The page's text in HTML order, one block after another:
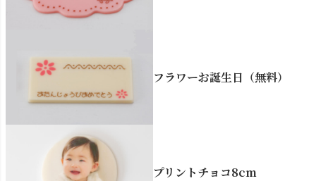
フラワーお誕生日（無料）
プリントチョコ8cm